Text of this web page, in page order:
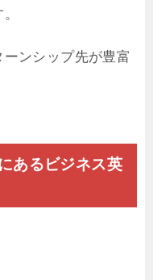
ンシップ先が豊富
あるビジネス英